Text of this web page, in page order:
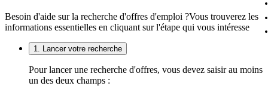
Besoin d'aide sur la recherche d'offres d'emploi ?Vous trouverez les
informations essentielles en cliquant sur l'étape qui vous intéresse
1. Lancer votre recherche
Pour lancer une recherche d'offres, vous devez saisir au moins
un des deux champs :